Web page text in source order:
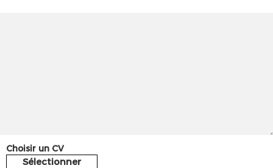
Choisir un CV
Sélectionner